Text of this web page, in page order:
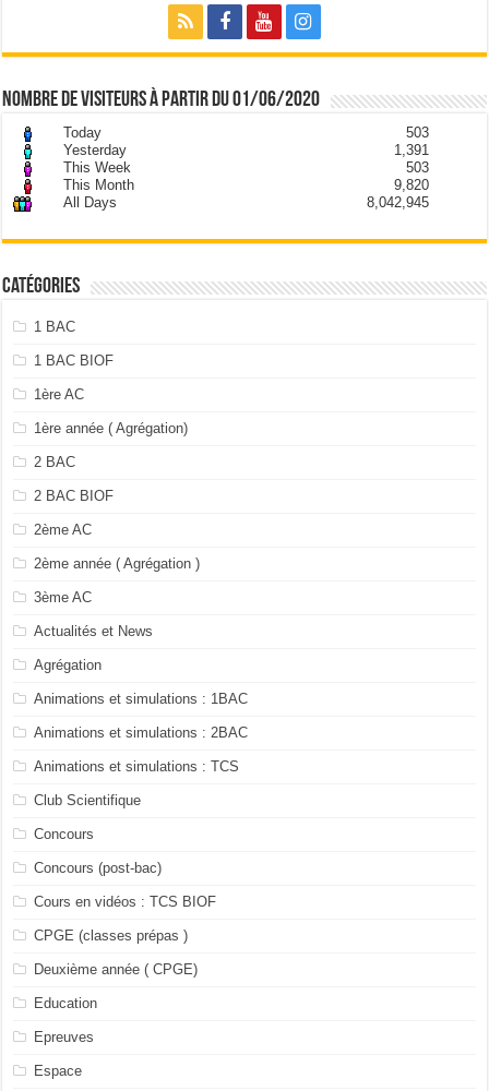
nombre de visiteurs à partir du 01/06/2020
Today
503
Yesterday
1,391
This Week
503
This Month
9,820
All Days
8,042,945
Catégories
1 BAC
1 BAC BIOF
1ère AC
1ère année ( Agrégation)
2 BAC
2 BAC BIOF
2ème AC
2ème année ( Agrégation )
3ème AC
Actualités et News
Agrégation
Animations et simulations : 1BAC
Animations et simulations : 2BAC
Animations et simulations : TCS
Club Scientifique
Concours
Concours (post-bac)
Cours en vidéos : TCS BIOF
CPGE (classes prépas )
Deuxième année ( CPGE)
Education
Epreuves
Espace